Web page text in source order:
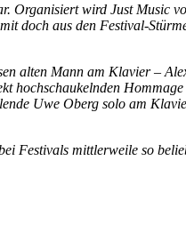
Organisiert wird Just Music
doch aus den Festival-
alten Mann am Klavier –
hochschaukelnden
Uwe Oberg solo am
Festivals mittlerweile so